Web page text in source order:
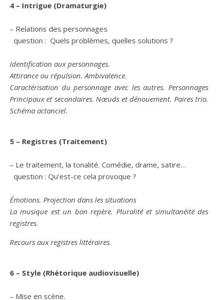
4 – Intrigue (Dramaturgie)
– Relations des personnages
question : Quels problèmes, quelles solutions ?
Identification aux personnages.
Attirance ou répulsion. Ambivalence.
Caractérisation du personnage avec les autres. Personnages
Principaux et secondaires. Nœuds et dénouement. Paires trio.
Schéma actanciel.
5 – Registres (Traitement)
– Le traitement, la tonalité. Comédie, drame, satire…
question : Qu’est-ce cela provoque ?
Émotions. Projection dans les situations
La musique est un bon repère. Pluralité et simultanéité des
registres.
Recours aux registres littéraires.
6 – Style (Rhétorique audiovisuelle)
– Mise en scène.